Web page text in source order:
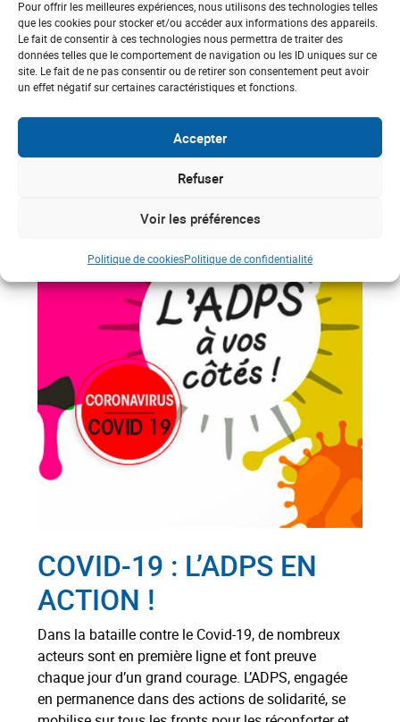
Pour offrir les meilleures expériences, nous utilisons des technologies telles
que les cookies pour stocker et/ou accéder aux informations des appareils.
Le fait de consentir à ces technologies nous permettra de traiter des
données telles que le comportement de navigation ou les ID uniques sur ce
site. Le fait de ne pas consentir ou de retirer son consentement peut avoir
un effet négatif sur certaines caractéristiques et fonctions.
Accepter
Refuser
Voir les préférences
Politique de cookiesPolitique de confidentialité
• PACA – Mas La Goelette aidera Var
• Picardie – Crèche « Atelier Montessori »
À VOIR SUR LE MÊME
COVID-19 : L’ADPS EN
ACTION !
Dans la bataille contre le Covid-19, de nombreux
acteurs sont en première ligne et font preuve
chaque jour d’un grand courage. L’ADPS, engagée
en permanence dans des actions de solidarité, se